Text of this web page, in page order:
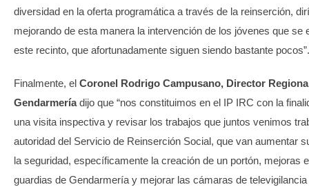
diversidad en la oferta programática a través de la reinserción,
mejorando de esta manera la intervención de los jóvenes que se
este recinto, que afortunadamente siguen siendo bastante pocos”.
Finalmente, el Coronel Rodrigo Campusano, Director
Gendarmeríadijo que “nos constituimos en el IP IRC con la
una visita inspectiva y revisar los trabajos que juntos venimos
autoridad del Servicio de Reinserción Social, que van aumentar
la seguridad, específicamente la creación de un portón, mejoras
guardias de Gendarmería y mejorar las cámaras de